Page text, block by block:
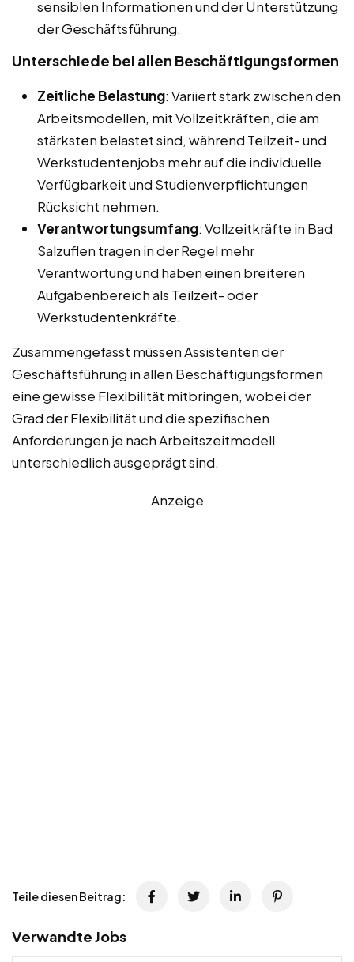
sensiblen Informationen und der Unterstützung
der Geschäftsführung.
Unterschiede bei allen Beschäftigungsformen
Zeitliche Belastung: Variiert stark zwischen den
Arbeitsmodellen, mit Vollzeitkräften, die am
stärksten belastet sind, während Teilzeit- und
Werkstudentenjobs mehr auf die individuelle
Verfügbarkeit und Studienverpflichtungen
Rücksicht nehmen.
Verantwortungsumfang: Vollzeitkräfte in Bad
Salzuflen tragen in der Regel mehr
Verantwortung und haben einen breiteren
Aufgabenbereich als Teilzeit- oder
Werkstudentenkräfte.
Zusammengefasst müssen Assistenten der
Geschäftsführung in allen Beschäftigungsformen
eine gewisse Flexibilität mitbringen, wobei der
Grad der Flexibilität und die spezifischen
Anforderungen je nach Arbeitszeitmodell
unterschiedlich ausgeprägt sind.
Anzeige
Teile diesen Beitrag:
Verwandte Jobs